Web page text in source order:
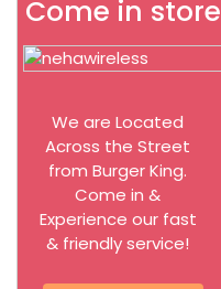
Come in store
We are Located
Across the Street
from Burger King.
Come in &
Experience our fast
& friendly service!